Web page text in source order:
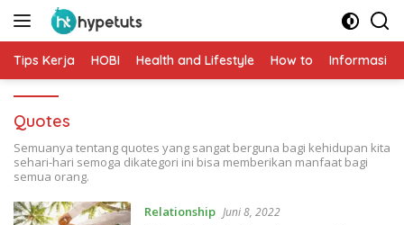
Langsung
Tips Kerja HOBI Health and Lifestyle How to Informasi
Quotes
Semuanya tentang quotes yang sangat berguna bagi kehidupan kita
sehari-hari semoga dikategori ini bisa memberikan manfaat bagi
semua orang.
Relationship Juni 8, 2022